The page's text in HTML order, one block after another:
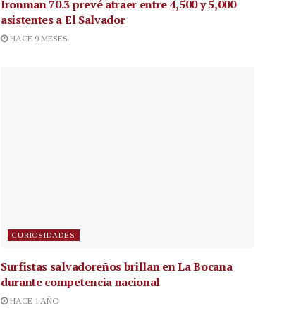
Ironman 70.3 prevé atraer entre 4,500 y 5,000
asistentes a El Salvador
HACE 9 MESES
CURIOSIDADES
Surfistas salvadoreños brillan en La Bocana
durante competencia nacional
HACE 1 AÑO